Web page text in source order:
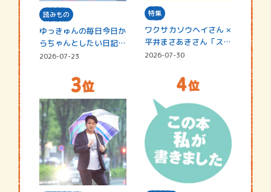
読みもの
ゆっきゅんの毎日今日か
らちゃんとしたい日記
☆202…
2026-07-23
特集
ワクサカソウヘイさん ×
平井まさあきさん「スペ
シャ…
2026-07-30